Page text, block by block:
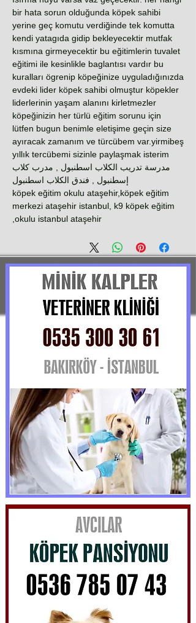
bir hata sorun olduğunda köpek sahibi
yerine geç komutu verdiğinde tek komutta
kendi yatagıda gidip bekleyecektir mutfak
kısmına girmeyecektir bu eğitimlerin tuvalet
eğitimi ile kesinlikle baglantısı vardır bu
kuralları ögrenip köpeğinize uyguladığınızda
evdeki lider köpek sahibi olmuştur köpekler
liderlerinin yaşam alanını kirletmezler
köpeğinizin her türlü eğitim sorunu için
lütfen bugun benimle eletişime geçin size
ayıracak zamanım ve türcübem var.yirmibeş
yıllık tercübemi sizinle paylaşmak isterim
مدرسة تدريب الكلاب اسطنبول , مدرب كلاب
إسطنبول , فندق الكلاب اسطنبول
köpek eğitim okulu ataşehir,köpek eğitim
merkezi ataşehir istanbul, k9 köpek eğitim
okulu istanbul ataşehir,